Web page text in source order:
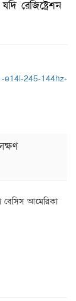
রেজিষ্ট্রেশন
বেসিস আমেরিকা